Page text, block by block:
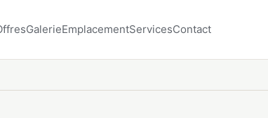
GalerieEmplacementServicesContact